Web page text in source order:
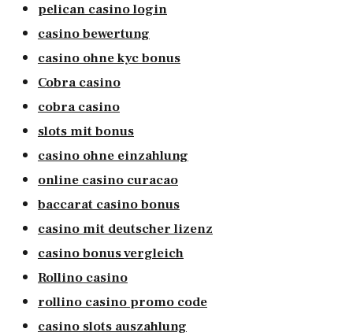
pelican casino login
casino bewertung
casino ohne kyc bonus
Cobra casino
cobra casino
slots mit bonus
casino ohne einzahlung
online casino curacao
baccarat casino bonus
casino mit deutscher lizenz
casino bonus vergleich
Rollino casino
rollino casino promo code
casino slots auszahlung